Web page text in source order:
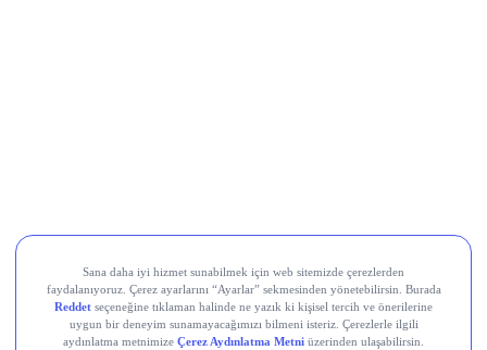
Teknik Analiz Nedir?